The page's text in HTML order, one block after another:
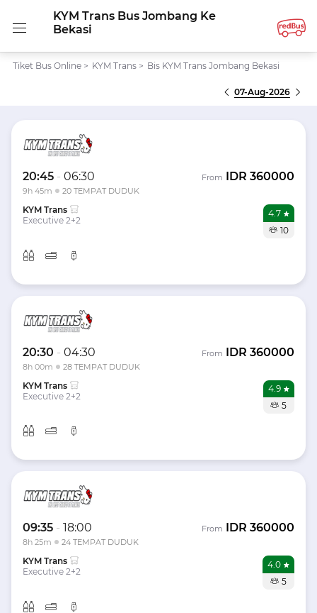
KYM Trans Bus Jombang Ke
Bekasi
Tiket Bus Online > KYM Trans > Bis KYM Trans Jombang Bekasi
07-Aug-2026
20:45 - 06:30
9h 45m 20 TEMPAT DUDUK
From IDR 360000
KYM Trans
Executive 2+2
4.7
10
20:30 - 04:30
8h 00m 28 TEMPAT DUDUK
From IDR 360000
KYM Trans
Executive 2+2
4.9
5
09:35 - 18:00
8h 25m 24 TEMPAT DUDUK
From IDR 360000
KYM Trans
Executive 2+2
4.0
5